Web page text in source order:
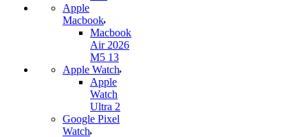
Apple
Macbook
Macbook
Air 2026
M5 13
Apple Watch
Apple
Watch
Ultra 2
Google Pixel
Watch